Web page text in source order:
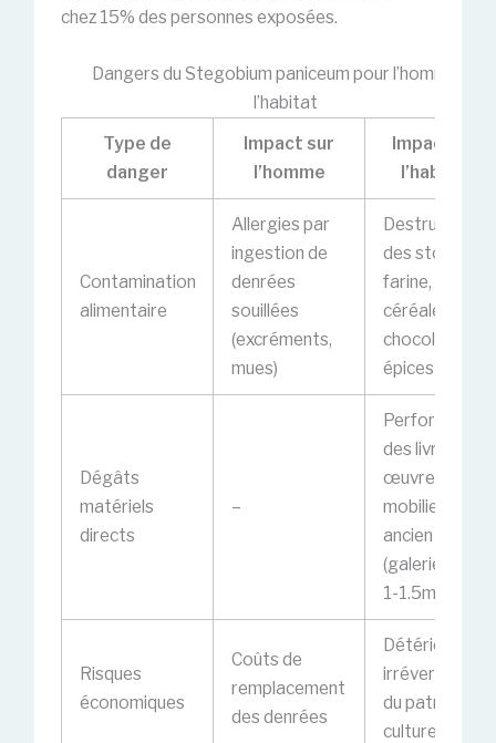
chez 15% des personnes exposées.
Dangers du Stegobium paniceum pour l’homme et
l’habitat
Type de
danger
Impact sur
l’homme
Impact sur
l’habitat
Contamination
alimentaire
Allergies par
ingestion de
denrées
souillées
(excréments,
mues)
Destruction
des stocks :
farine,
céréales,
chocolat,
épices
Dégâts
matériels
directs
–
Perforation
des livres,
œuvres d’art,
mobilier
ancien
(galeries de
1-1.5mm)
Risques
économiques
Coûts de
remplacement
des denrées
Détérioration
irréversible
du patrimoine
culturel